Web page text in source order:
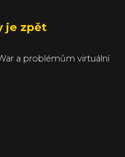
je zpět
a problémům virtuální